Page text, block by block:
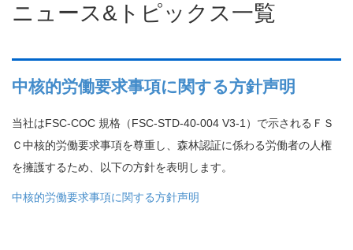
ニュース&トピックス一覧
中核的労働要求事項に関する方針声明
当社はFSC-COC 規格（FSC-STD-40-004 V3-1）で示されるＦＳ
Ｃ中核的労働要求事項を尊重し、森林認証に係わる労働者の人権
を擁護するため、以下の方針を表明します。
中核的労働要求事項に関する方針声明